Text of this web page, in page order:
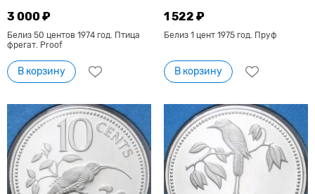
3 000 ₽
Белиз 50 центов 1974 год. Птица
фрегат. Proof
В корзину
1 522 ₽
Белиз 1 цент 1975 год. Пруф
В корзину